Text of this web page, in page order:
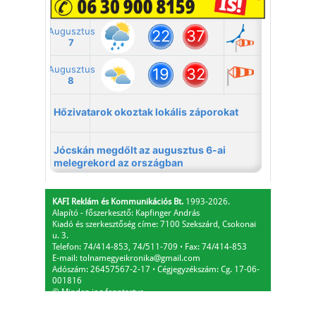
KAFI Reklám és Kommunikációs Bt. 1993-2026.
Alapító - főszerkesztő: Kapfinger András
Kiadó és szerkesztőség címe: 7100 Szekszárd, Csokonai
u. 3.
Telefon: 74/414-853, 74/511-709 ⋅ Fax: 74/414-853
E-mail: tolnamegyeikronika@gmail.com
Adószám: 26457567-2-17 ⋅ Cégjegyzékszám: Cg. 17-06-
001816
© Minden jog fenntartva.